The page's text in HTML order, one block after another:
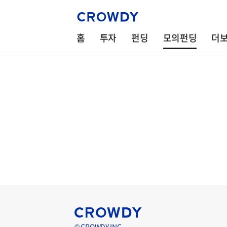
홈 투자 펀딩 모의펀딩 더